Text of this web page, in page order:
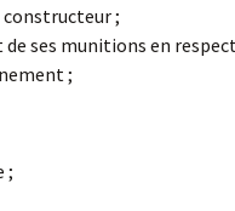
;
ses munitions en
;
;